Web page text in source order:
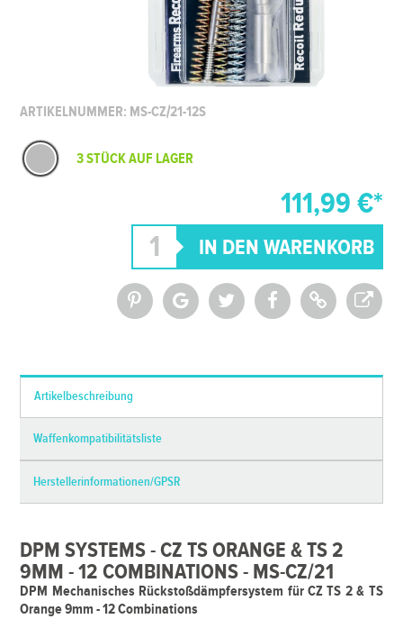
ARTIKELNUMMER: MS-CZ/21-12S
3 STÜCK AUF LAGER
111,99 €*
Artikelbeschreibung
Waffenkompatibilitätsliste
Herstellerinformationen/GPSR
DPM SYSTEMS - CZ TS ORANGE & TS 2
9MM - 12 COMBINATIONS - MS-CZ/21
DPM Mechanisches Rückstoßdämpfersystem für CZ TS 2 & TS
Orange 9mm - 12 Combinations